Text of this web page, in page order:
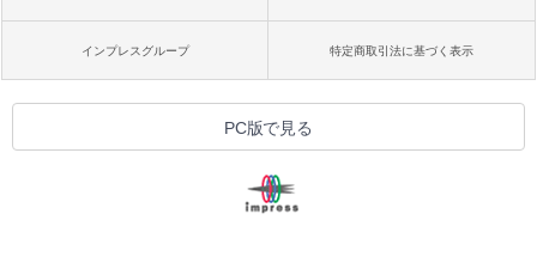
インプレスグループ 特定商取引法に基づく表示
PC版で見る